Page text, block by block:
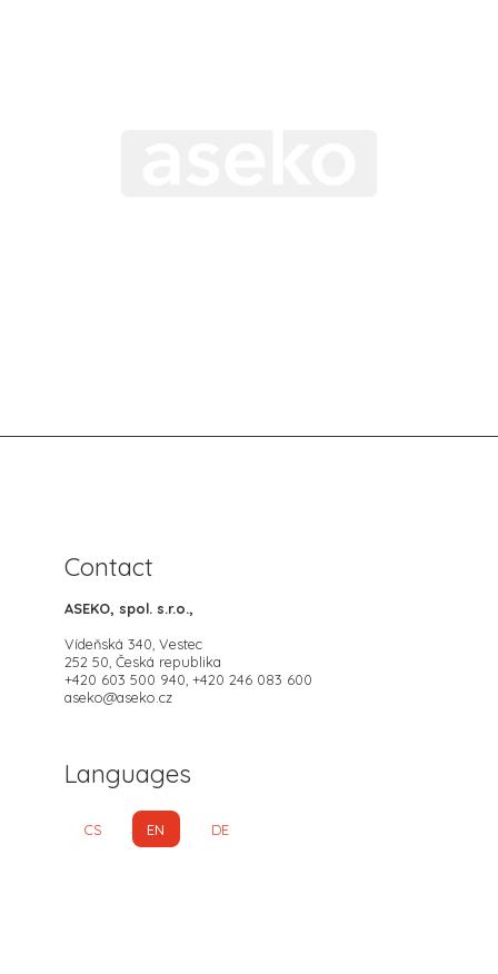
Contact
ASEKO, spol. s.r.o.,
Vídeňská 340, Vestec
252 50, Česká republika
+420 603 500 940, +420 246 083 600
aseko@aseko.cz
Languages
CS EN DE